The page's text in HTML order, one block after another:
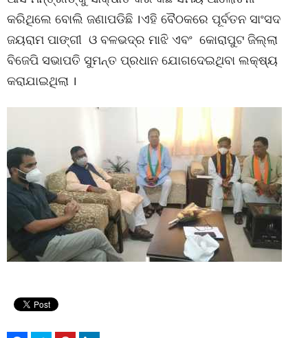
କରିଥିଲେ ବୋଲି ଜଣାପଡିଛି ।ଏହି ବୈଠକରେ ପୂର୍ବତନ ସାଂସଦ
ଜୟରାମ ପାଙ୍ଗୀ ଓ ବଳଭଦ୍ର ମାଝି ଏବଂ କୋରାପୁଟ ଜିଲ୍ଲା
ବିଜେପି ସଭାପତି ସୁମନ୍ତ ପ୍ରଧାନ ଯୋଗଦେଇଥିବା ଲକ୍ଷ୍ୟ
କରାଯାଇଥିଲା ।